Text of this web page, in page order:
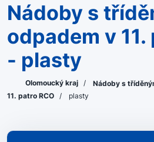
Nádoby s tříděným
odpadem v 11.
- plasty
Olomoucký kraj / Nádoby s
11. patro RCO / plasty